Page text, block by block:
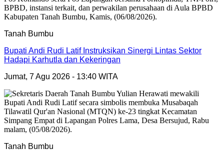
Tanah Bumbu
Bupati Andi Rudi Latif Instruksikan Sinergi Lintas Sektor
Hadapi Karhutla dan Kekeringan
Jumat, 7 Agu 2026 - 13:40 WITA
Tanah Bumbu